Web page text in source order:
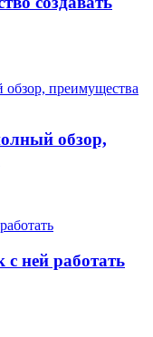
обзор,
с ней работать